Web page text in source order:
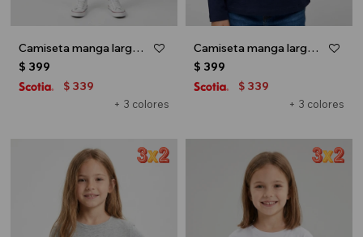
Camiseta manga larga - Negro
+ 3 colores
$ 399
$ 339
Camiseta manga larga - Azul marino
+ 3 colores
$ 399
$ 339